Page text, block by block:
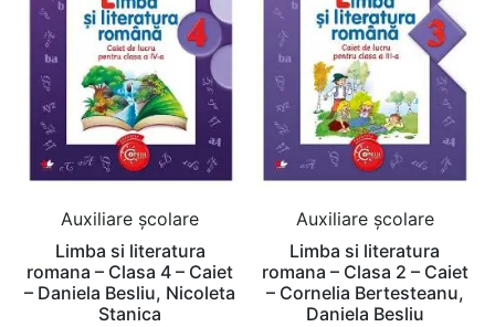
Auxiliare şcolare
Limba si literatura
romana – Clasa 4 – Caiet
– Daniela Besliu, Nicoleta
Stanica
Auxiliare şcolare
Limba si literatura
romana – Clasa 2 – Caiet
– Cornelia Bertesteanu,
Daniela Besliu